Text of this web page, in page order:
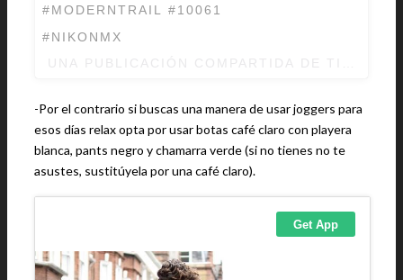
#MODERNTRAIL #10061
#NIKONMX
-Por el contrario si buscas una manera de usar joggers para
esos días relax opta por usar botas café claro con playera
blanca, pants negro y chamarra verde (si no tienes no te
asustes, sustitúyela por una café claro).